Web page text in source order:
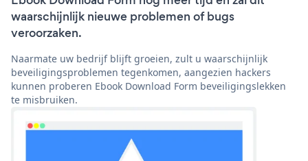
waarschijnlijk nieuwe problemen of bugs
veroorzaken.
Naarmate uw bedrijf blijft groeien, zult u waarschijnlijk
beveiligingsproblemen tegenkomen, aangezien hackers
kunnen proberen Ebook Download Form beveiligingslekken
te misbruiken.